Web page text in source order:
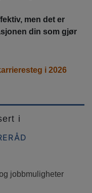
men det er
din som gjør
i 2026
i
jobbmuligheter